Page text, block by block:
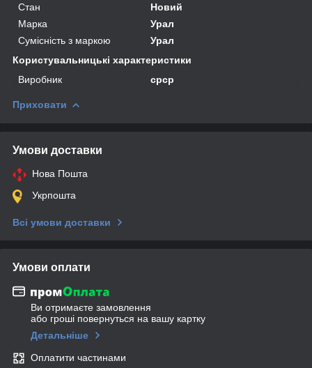
Стан
Новий
Марка
Урал
Сумісність з маркою
Урал
Користувальницькі характеристики
Виробник
срср
Приховати
Умови доставки
Нова Пошта
Укрпошта
Всі умови доставки
Умови оплати
Ви отримаєте замовлення
або гроші повернуться на вашу картку
Детальніше
Оплатити частинами